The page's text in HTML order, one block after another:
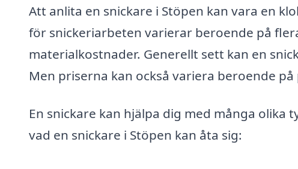
Att anlita en snickare i Stöpen kan vara en
för snickeriarbeten varierar beroende på
materialkostnader. Generellt sett kan en
Men priserna kan också variera beroende
En snickare kan hjälpa dig med många olika
vad en snickare i Stöpen kan åta sig: